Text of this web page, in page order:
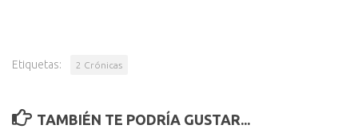
Etiquetas: 2 Crónicas
TAMBIÉN TE PODRÍA GUSTAR...